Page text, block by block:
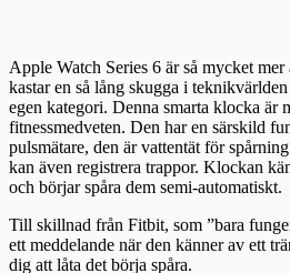
Apple Watch Series 6 är så mycket
kastar en så lång skugga i
egen kategori. Denna smarta klocka är
fitnessmedveten. Den har en särskild
pulsmätare, den är vattentät för
kan även registrera trappor. Klockan
och börjar spåra dem semi-automatiskt.
Till skillnad från Fitbit, som ”bara
ett meddelande när den känner av ett
dig att låta det börja spåra.